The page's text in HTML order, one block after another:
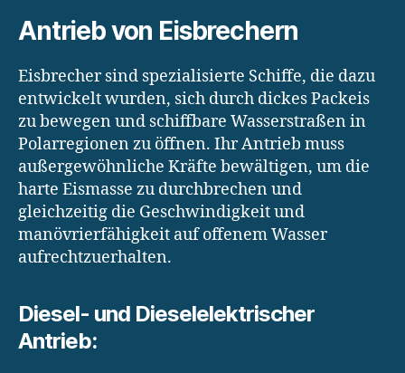
Antrieb von Eisbrechern
Eisbrecher sind spezialisierte Schiffe, die dazu
entwickelt wurden, sich durch dickes Packeis
zu bewegen und schiffbare Wasserstraßen in
Polarregionen zu öffnen. Ihr Antrieb muss
außergewöhnliche Kräfte bewältigen, um die
harte Eismasse zu durchbrechen und
gleichzeitig die Geschwindigkeit und
manövrierfähigkeit auf offenem Wasser
aufrechtzuerhalten.
Diesel- und Dieselelektrischer
Antrieb: